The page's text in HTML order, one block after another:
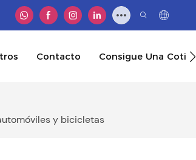
Contacto Consigue Una
y bicicletas